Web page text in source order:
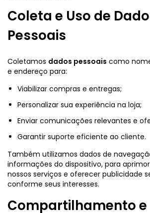
Coleta e Uso de
Pessoais
Coletamos dados pessoais como
e endereço para:
Viabilizar compras e entregas;
Personalizar sua experiência na loja;
Enviar comunicações relevantes e
Garantir suporte eficiente ao cliente.
Também utilizamos dados de
informações do dispositivo, para
nossos serviços e oferecer publicidade
conforme seus interesses.
Compartilhamento e